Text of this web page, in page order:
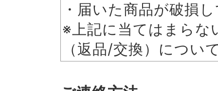
・届いた商品が破損
※上記に当てはまらな
（返品/交換）につい